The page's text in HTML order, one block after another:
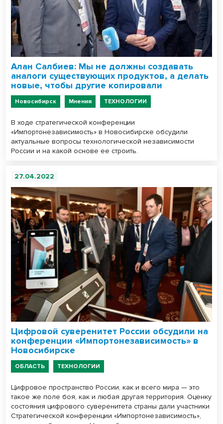
Алан Салбиев: Мы не должны создавать
аналоги существующих продуктов, а делать
новые, чтобы другие копировали
Новосибирск Мнения ТЕХНОЛОГИИ
В ходе стратегической конференции
«Импортонезависимость» в Новосибирске обсудили
актуальные вопросы технологической независимости
России и на какой основе ее строить.
27.04.2022
Цифровой суверенитет России обсудили на
конференции «Импортонезависимость» в
Новосибирске
ОБЛАСТЬ ТЕХНОЛОГИИ
Цифровое пространство России, как и всего мира — это
такое же поле боя, как и любая другая территория. Оценку
состояния цифрового суверенитета страны дали участники
Стратегической конференции «Импортонезависимость»,